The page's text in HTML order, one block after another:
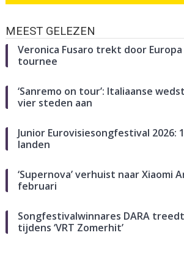
MEEST GELEZEN
Veronica Fusaro trekt door
tournee
‘Sanremo on tour’: Italiaanse
vier steden aan
Junior Eurovisiesongfestival 2026:
landen
‘Supernova’ verhuist naar Xiaomi
februari
Songfestivalwinnares DARA
tijdens ‘VRT Zomerhit’